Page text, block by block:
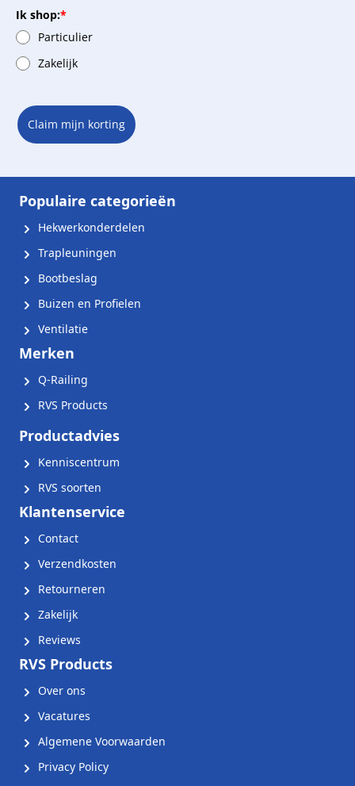
Ik shop:*
Particulier
Zakelijk
Claim mijn korting
Populaire categorieën
Hekwerkonderdelen
Trapleuningen
Bootbeslag
Buizen en Profielen
Ventilatie
Merken
Q-Railing
RVS Products
Productadvies
Kenniscentrum
RVS soorten
Klantenservice
Contact
Verzendkosten
Retourneren
Zakelijk
Reviews
RVS Products
Over ons
Vacatures
Algemene Voorwaarden
Privacy Policy